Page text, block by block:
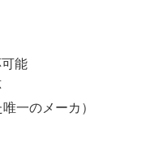
能
一のメーカ）